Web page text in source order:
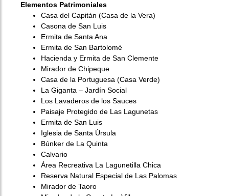
Elementos Patrimoniales
Casa del Capitán (Casa de la Vera)
Casona de San Luis
Ermita de Santa Ana
Ermita de San Bartolomé
Hacienda y Ermita de San Clemente
Mirador de Chipeque
Casa de la Portuguesa (Casa Verde)
La Giganta – Jardín Social
Los Lavaderos de los Sauces
Paisaje Protegido de Las Lagunetas
Ermita de San Luis
Iglesia de Santa Úrsula
Búnker de La Quinta
Calvario
Área Recreativa La Lagunetilla Chica
Reserva Natural Especial de Las Palomas
Mirador de Taoro